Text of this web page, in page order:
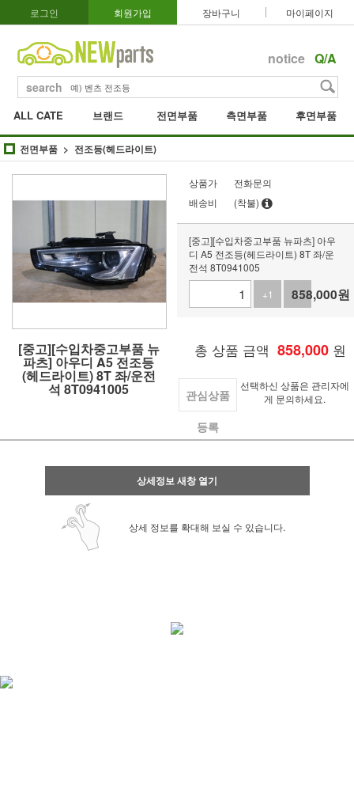
로그인 회원가입 장바구니 마이페이지
notice Q/A
search
ALL CATE 브랜드 전면부품 측면부품 후면부품
전면부품 전조등(헤드라이트)
[중고][수입차중고부품 뉴
파츠] 아우디 A5 전조등
(헤드라이트) 8T 좌/운전
석 8T0941005
상품가
전화문의
배송비
(착불)
[중고][수입차중고부품 뉴파츠] 아우
디 A5 전조등(헤드라이트) 8T 좌/운
전석 8T0941005
+1
-1
858,000원
총 상품 금액 858,000 원
관심상품
등록
선택하신 상품은 관리자에
게 문의하세요.
상세정보 새창 열기
상세 정보를 확대해 보실 수 있습니다.